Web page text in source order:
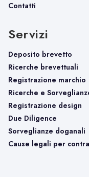
Contatti
Servizi
Deposito brevetto
Ricerche brevettuali
Registrazione marchio
Ricerche e
Registrazione design
Due Diligence
Sorveglianze doganali
Cause legali per